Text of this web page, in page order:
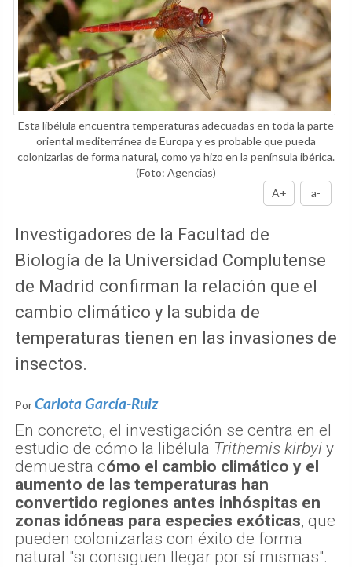
Esta libélula encuentra temperaturas adecuadas en toda la parte
oriental mediterránea de Europa y es probable que pueda
colonizarlas de forma natural, como ya hizo en la península ibérica.
(Foto: Agencias)
A+
a-
Investigadores de la Facultad de
Biología de la Universidad Complutense
de Madrid confirman la relación que el
cambio climático y la subida de
temperaturas tienen en las invasiones de
insectos.
PorCarlota García-Ruiz
En concreto, el investigación se centra en el
estudio de cómo la libélula Trithemis kirbyi y
demuestra cómo el cambio climático y el
aumento de las temperaturas han
convertido regiones antes inhóspitas en
zonas idóneas para especies exóticas, que
pueden colonizarlas con éxito de forma
natural "si consiguen llegar por sí mismas".